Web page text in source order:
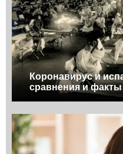
Коронавирус и
сравнения и факты